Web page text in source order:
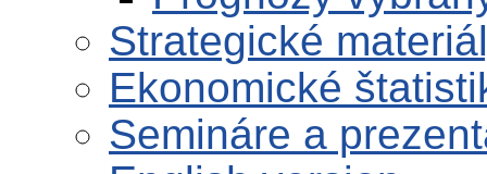
Strategické
Ekonomické
Semináre a